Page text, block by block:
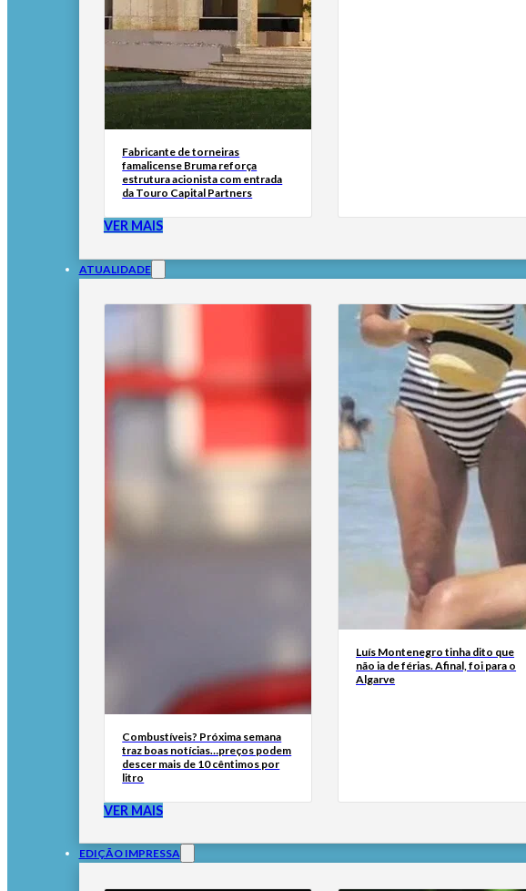
Fabricante de torneiras
famalicense Bruma reforça
estrutura acionista com entrada
da Touro Capital Partners
VER MAIS
ATUALIDADE
Combustíveis? Próxima semana
traz boas notícias…preços podem
descer mais de 10 cêntimos por
litro
Luís Montenegro tinha dito que
não ia de férias. Afinal, foi para o
Algarve
VER MAIS
EDIÇÃO IMPRESSA